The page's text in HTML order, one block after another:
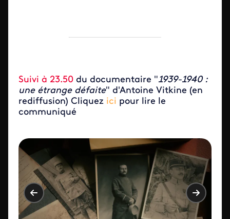
Suivi à 23.50 du documentaire "1939-1940 :
une étrange défaite" d'Antoine Vitkine (en
rediffusion) Cliquez ici pour lire le
communiqué